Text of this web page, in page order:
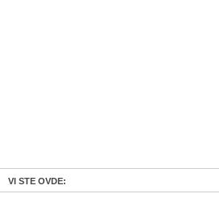
VI STE OVDE: